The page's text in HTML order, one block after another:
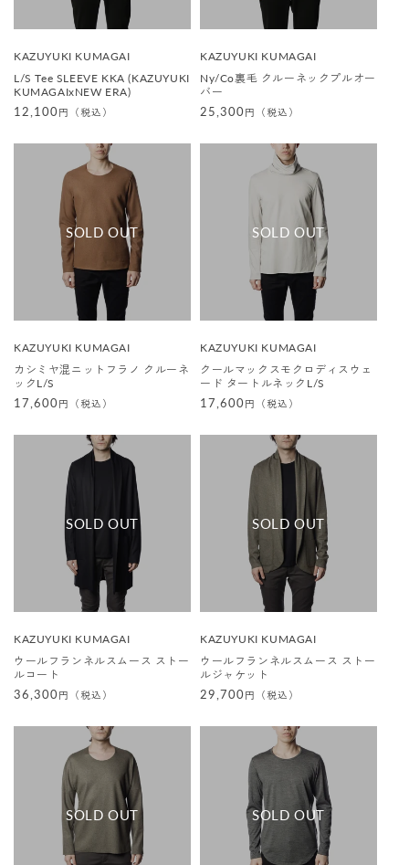
販
元
:
KAZUYUKI KUMAGAI
L/S Tee SLEEVE KKA (KAZUYUKI
KUMAGAIxNEW ERA)
通
価
12,100円（税込）
販
元
:
KAZUYUKI KUMAGAI
Ny/Co裏毛 クルーネックプルオー
バー
通
価
25,300円（税込）
販
元
KAZUYUKI KUMAGAI
カシミヤ混ニットフラノ クルーネ
ックL/S
通
価
17,600円（税込）
販
元
:
KAZUYUKI KUMAGAI
クールマックスモクロディスウェ
ード タートルネックL/S
通
価
17,600円（税込）
販
元
:
KAZUYUKI KUMAGAI
ウールフランネルスムース ストー
ルコート
通
価
36,300円（税込）
販
元
:
KAZUYUKI KUMAGAI
ウールフランネルスムース ストー
ルジャケット
通
価
29,700円（税込）